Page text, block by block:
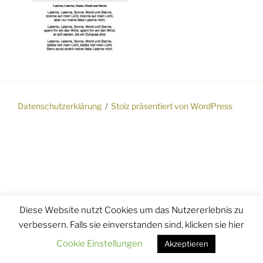
Datenschutzerklärung Stolz präsentiert von WordPress
Diese Website nutzt Cookies um das Nutzererlebnis zu
verbessern. Falls sie einverstanden sind, klicken sie hier
Cookie Einstellungen
Akzeptieren